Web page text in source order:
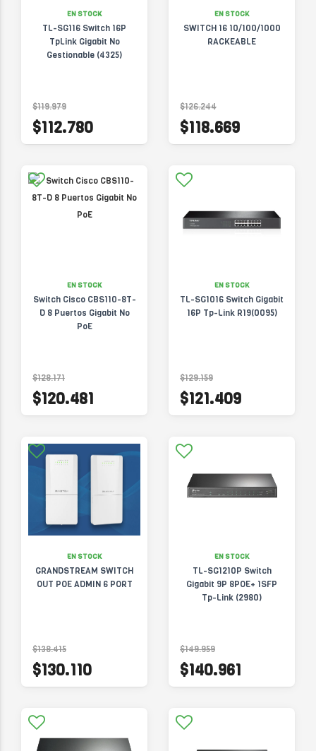
EN STOCK
TL-SG116 Switch 16P
TpLink Gigabit No
Gestionable (4325)
$119.979
$112.780
EN STOCK
SWITCH 16 10/100/1000
RACKEABLE
$126.244
$118.669
EN STOCK
Switch Cisco CBS110-8T-
D 8 Puertos Gigabit No
PoE
$128.171
$120.481
EN STOCK
TL-SG1016 Switch Gigabit
16P Tp-Link R19(0095)
$129.159
$121.409
EN STOCK
GRANDSTREAM SWITCH
OUT POE ADMIN 6 PORT
$138.415
$130.110
EN STOCK
TL-SG1210P Switch
Gigabit 9P 8POE+ 1SFP
Tp-Link (2980)
$149.959
$140.961